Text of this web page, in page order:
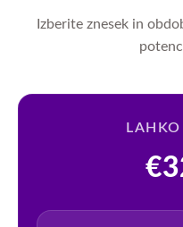
Izberite znesek in